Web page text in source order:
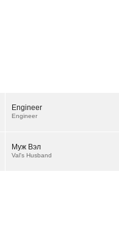
Engineer
Engineer
Муж Вэл
Val's Husband